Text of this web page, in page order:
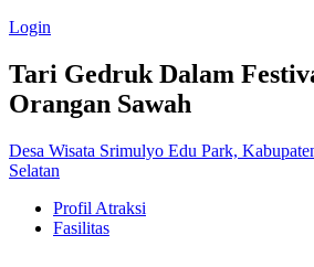
Login
Tari Gedruk Dalam
Orangan Sawah
Desa Wisata Srimulyo Edu Park,
Selatan
Profil Atraksi
Fasilitas